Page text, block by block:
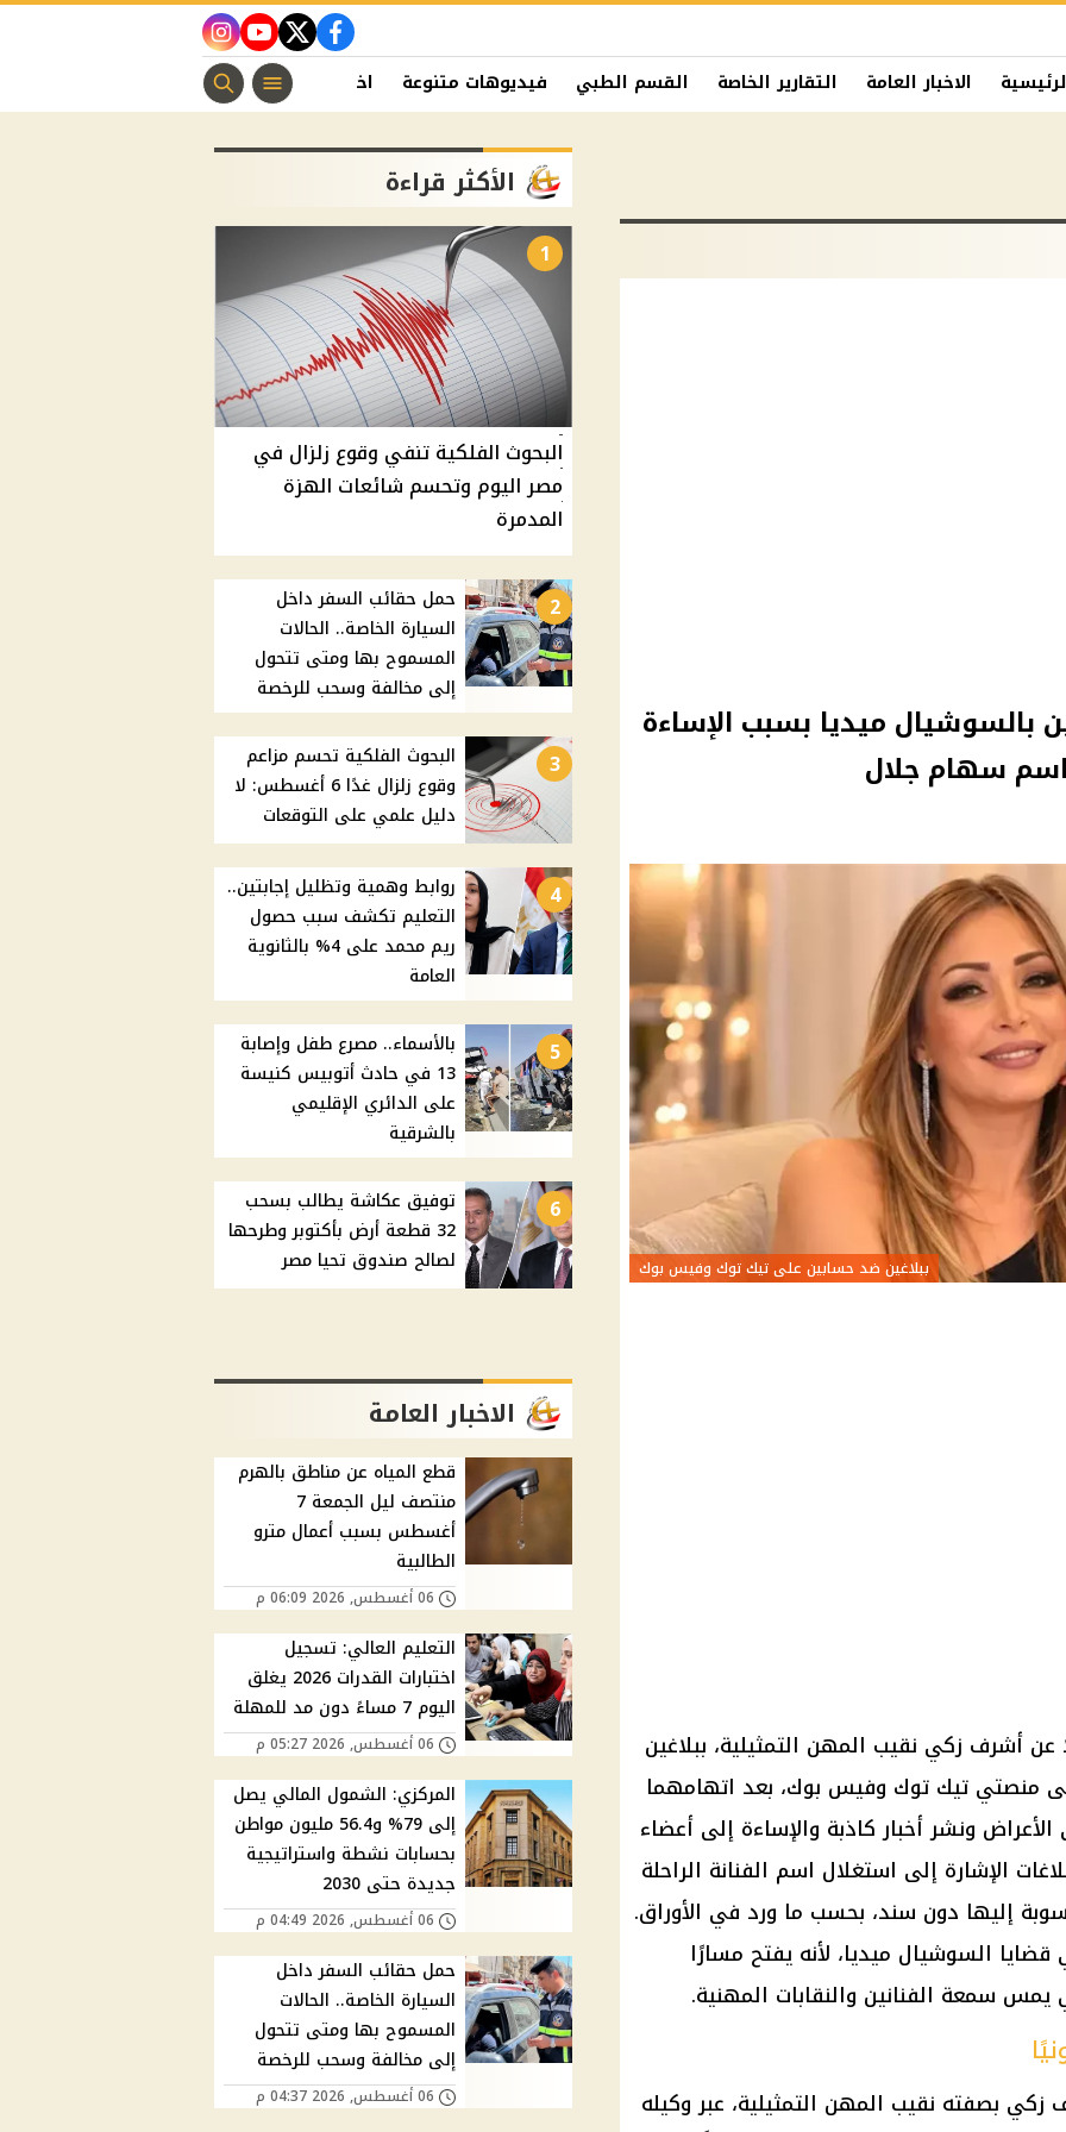
facebook
twitter
youtube
instagram
الاخبار العامة التقارير الخاصة القسم الطبي فيديوهات متنوعة اخبار الفن منوعات مسيحية
ميديا بسبب الإساءة
سهام جلال
ببلاغين ضد حسابين على تيك توك وفيس بوك
أشرف زكي نقيب المهن التمثيلية، ببلاغين
تيك توك وفيس بوك، بعد اتهامهما
ونشر أخبار كاذبة والإساءة إلى أعضاء
الإشارة إلى استغلال اسم الفنانة الراحلة
إليها دون سند، بحسب ما ورد في الأوراق.
السوشيال ميديا، لأنه يفتح مسارًا
يمس سمعة الفنانين والنقابات المهنية.
بصفته نقيب المهن التمثيلية، عبر وكيله
الأكثر قراءة
1
البحوث الفلكية تنفي وقوع زلزال في
مصر اليوم وتحسم شائعات الهزة
المدمرة
2
حمل حقائب السفر داخل
السيارة الخاصة.. الحالات
المسموح بها ومتى تتحول
إلى مخالفة وسحب للرخصة
3
البحوث الفلكية تحسم مزاعم
وقوع زلزال غدًا 6 أغسطس: لا
دليل علمي على التوقعات
4
روابط وهمية وتظليل إجابتين..
التعليم تكشف سبب حصول
ريم محمد على 4% بالثانوية
العامة
5
بالأسماء.. مصرع طفل وإصابة
13 في حادث أتوبيس كنيسة
على الدائري الإقليمي
بالشرقية
6
توفيق عكاشة يطالب بسحب
32 قطعة أرض بأكتوبر وطرحها
لصالح صندوق تحيا مصر
الاخبار العامة
قطع المياه عن مناطق بالهرم
منتصف ليل الجمعة 7
أغسطس بسبب أعمال مترو
الطالبية
06 أغسطس, 2026 06:09 م
التعليم العالي: تسجيل
اختبارات القدرات 2026 يغلق
اليوم 7 مساءً دون مد للمهلة
06 أغسطس, 2026 05:27 م
المركزي: الشمول المالي يصل
إلى 79% و56.4 مليون مواطن
بحسابات نشطة واستراتيجية
جديدة حتى 2030
06 أغسطس, 2026 04:49 م
حمل حقائب السفر داخل
السيارة الخاصة.. الحالات
المسموح بها ومتى تتحول
إلى مخالفة وسحب للرخصة
06 أغسطس, 2026 04:37 م